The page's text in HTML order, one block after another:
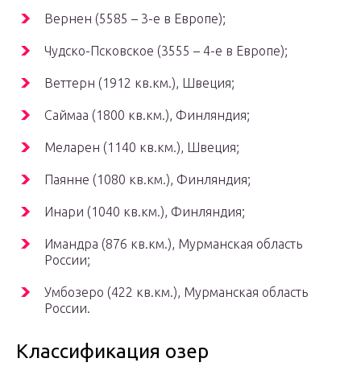
Вернен (5585 – 3-е в Европе);
Чудско-Псковское (3555 – 4-е в Европе);
Веттерн (1912 кв.км.), Швеция;
Саймаа (1800 кв.км.), Финляндия;
Меларен (1140 кв.км.), Швеция;
Паянне (1080 кв.км.), Финляндия;
Инари (1040 кв.км.), Финляндия;
Имандра (876 кв.км.), Мурманская область
России;
Умбозеро (422 кв.км.), Мурманская область
России.
Классификация озер